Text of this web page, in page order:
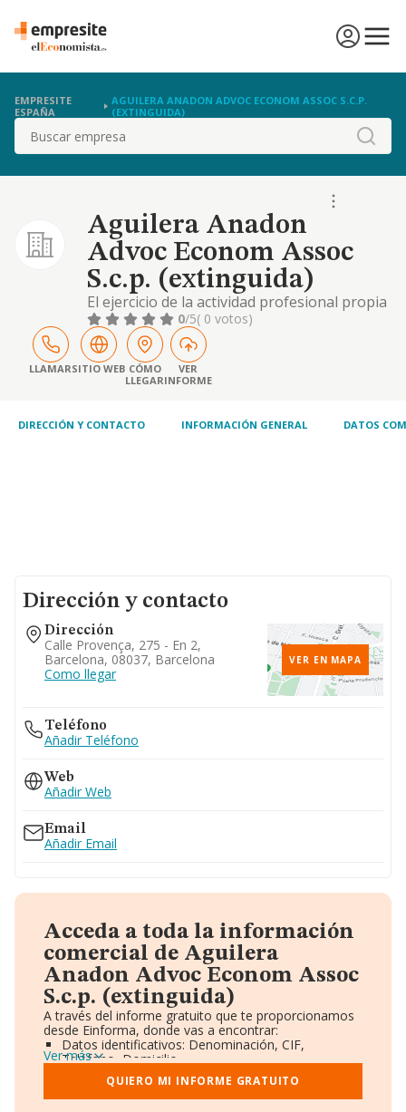
EMPRESITE
ESPAÑA
AGUILERA ANADON ADVOC ECONOM ASSOC S.C.P.
(EXTINGUIDA)
Buscar
Aguilera Anadon
Advoc Econom Assoc
S.c.p. (extinguida)
El ejercicio de la actividad profesional propia
de la abogacia.
0/5( 0 votos)
LLAMARSITIO WEB CÓMO
LLEGAR
VER
INFORME
DIRECCIÓN Y CONTACTO INFORMACIÓN GENERAL DATOS
Dirección y contacto
Dirección
Calle Provença, 275 - En 2,
Barcelona, 08037, Barcelona
Como llegar
VER EN MAPA
Teléfono
Añadir Teléfono
Web
Añadir Web
Email
Añadir Email
Acceda a toda la información
comercial de Aguilera
Anadon Advoc Econom Assoc
S.c.p. (extinguida)
A través del informe gratuito que te proporcionamos
desde Einforma, donde vas a encontrar:
Datos identificativos: Denominación, CIF,
Teléfono, Domicilio.
Informe Mercantil Completo (BORME).
Gráficos de Evolución Ventas y Empleados.
Consejo de Administración y Administradores.
Ver más
QUIERO MI INFORME GRATUITO